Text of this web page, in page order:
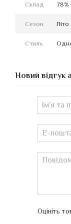
Склад 78%
Сезон Літо
Стиль
Новий відгук
Оцініть